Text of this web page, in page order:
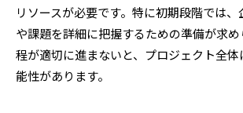
リソースが必要です。特に初期段階では
や課題を詳細に把握するための準備が求
程が適切に進まないと、プロジェクト全
能性があります。